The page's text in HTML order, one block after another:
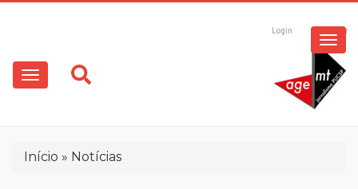
conteúdo
principal
Login Registrar
Main
navigation
Trilha
Início Notícias